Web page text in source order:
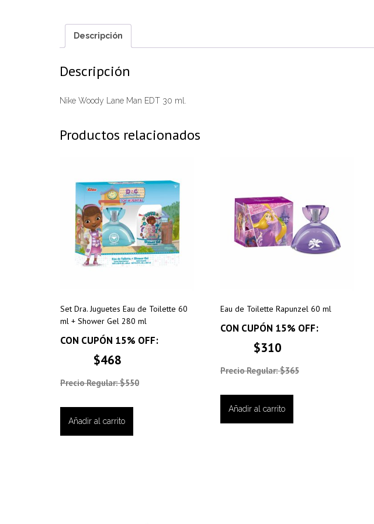
Descripción
Descripción
Nike Woody Lane Man EDT 30 ml.
Productos relacionados
Set Dra. Juguetes Eau de Toilette 60
ml + Shower Gel 280 ml
CON CUPÓN 15% OFF:
$468
Precio Regular: $550
Añadir al carrito
Eau de Toilette Rapunzel 60 ml
CON CUPÓN 15% OFF:
$310
Precio Regular: $365
Añadir al carrito